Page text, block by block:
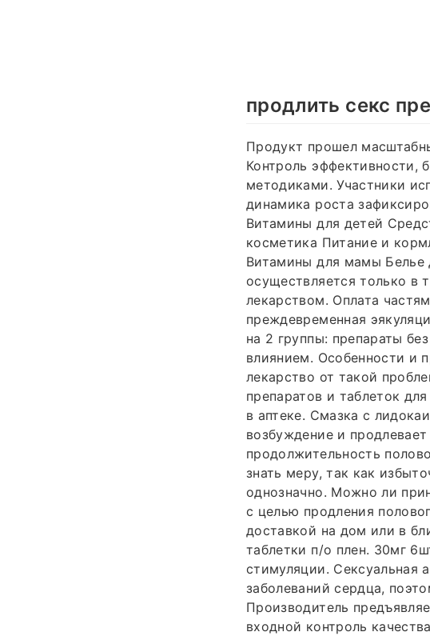
продлить секс
Продукт прошел
Контроль эффективности,
методиками. Участники
динамика роста
Витамины для детей
косметика Питание и
Витамины для мамы Белье
осуществляется только в
лекарством. Оплата
преждевременная
на 2 группы: препараты
влиянием. Особенности и
лекарство от такой
препаратов и таблеток
в аптеке. Смазка с
возбуждение и
продолжительность
знать меру, так как
однозначно. Можно ли
с целью продления
доставкой на дом или в
таблетки п/о плен. 30мг
стимуляции. Сексуальная
заболеваний сердца,
Производитель
входной контроль